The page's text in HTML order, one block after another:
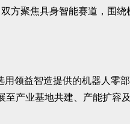
双方聚焦具身智能赛道，围
领益智造提供的机器人零
产业基地共建、产能扩容